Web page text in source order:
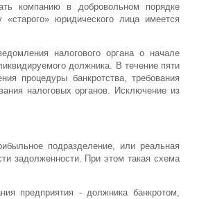
компанию в добровольном порядке
юридического лица имеется
налогового органа о начале
должника. В течение пяти
процедуры банкротства, требования
налоговых органов. Исключение из
подразделение, или реальная
задолженности. При этом такая схема
предприятия - должника банкротом,